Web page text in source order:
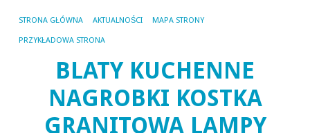
STRONA GŁÓWNA AKTUALNOŚCI MAPA STRONY
PRZYKŁADOWA STRONA
BLATY KUCHENNE
NAGROBKI KOSTKA
GRANITOWA LAMPY